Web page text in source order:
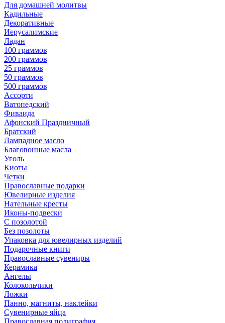
Для домашней молитвы
Кадильные
Декоративные
Иерусалимские
Ладан
100 граммов
200 граммов
25 граммов
50 граммов
500 граммов
Ассорти
Ватопедский
Фиваида
Афонский Праздничный
Братский
Лампадное масло
Благовонные масла
Уголь
Киоты
Четки
Православные подарки
Ювелирные изделия
Нательные кресты
Иконы-подвески
С позолотой
Без позолоты
Упаковка для ювелирных изделий
Подарочные книги
Православные сувениры
Керамика
Ангелы
Колокольчики
Ложки
Панно, магниты, наклейки
Сувенирные яйца
Православная полиграфия